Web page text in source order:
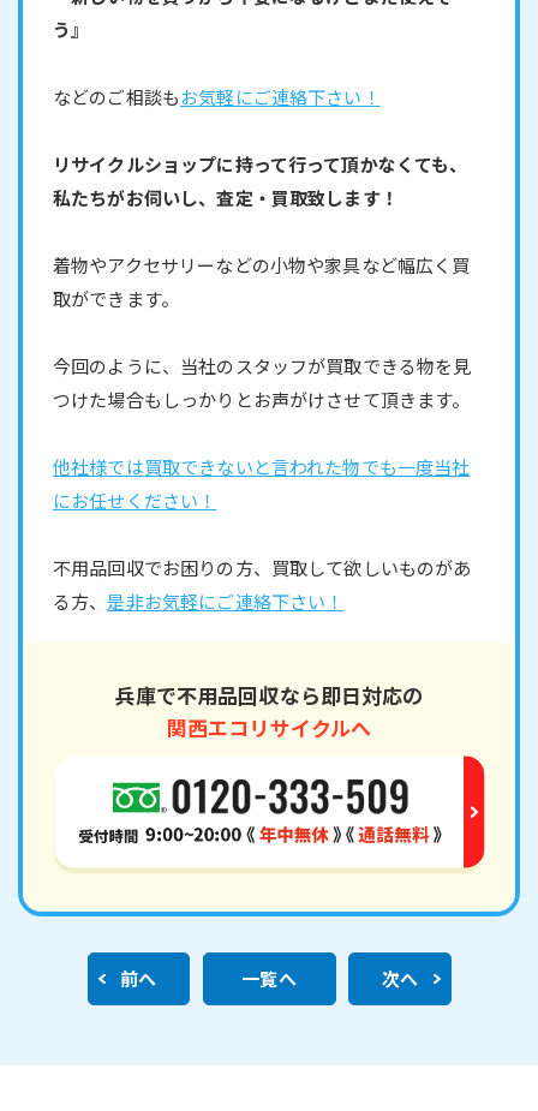
う』
などのご相談もお気軽にご連絡下さい！
リサイクルショップに持って行って頂かなくても、
私たちがお伺いし、査定・買取致します！
着物やアクセサリーなどの小物や家具など幅広く買
取ができます。
今回のように、当社のスタッフが買取できる物を見
つけた場合もしっかりとお声がけさせて頂きます。
他社様では買取できないと言われた物でも一度当社
にお任せください！
不用品回収でお困りの方、買取して欲しいものがあ
る方、是非お気軽にご連絡下さい！
兵庫で不用品回収なら即日対応の
関西エコリサイクルへ
前へ 一覧へ 次へ